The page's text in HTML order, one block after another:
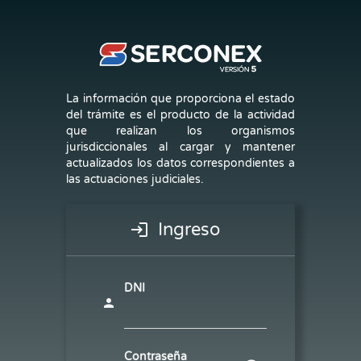
La información que proporciona el estado
del trámite es el producto de la actividad
que realizan los organismos
jurisdiccionales al cargar y mantener
actualizados los datos correspondientes a
las actuaciones judiciales.
login Ingreso
person
DNI
Contraseña